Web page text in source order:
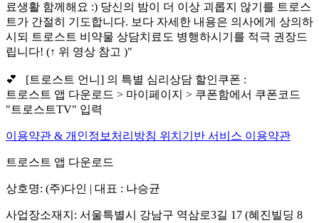
료생활 함께해요 :) 당신의 밤이 더 이상 괴롭지 않기를 트로스
트가 간절히 기도합니다. 보다 자세한 내용은 의사에게 상의하
시되 트로스트 비약물 상담치료도 병행하시기를 적극 권장드
립니다! (↑ 위 영상 참고 )"
💕 [트로스트 언니] 의 특별 심리상담 할인쿠폰 :
트로스트 앱 다운로드 > 마이페이지 > 쿠폰함에서 쿠폰코드
"트로스트TV" 입력
이용약관 & 개인정보처리방침 위치기반 서비스 이용약관
트로스트 앱 다운로드
상호명: (주)다인 | 대표 : 나승균
사업장소재지: 서울특별시 강남구 역삼로3길 17 (혜진빌딩 8